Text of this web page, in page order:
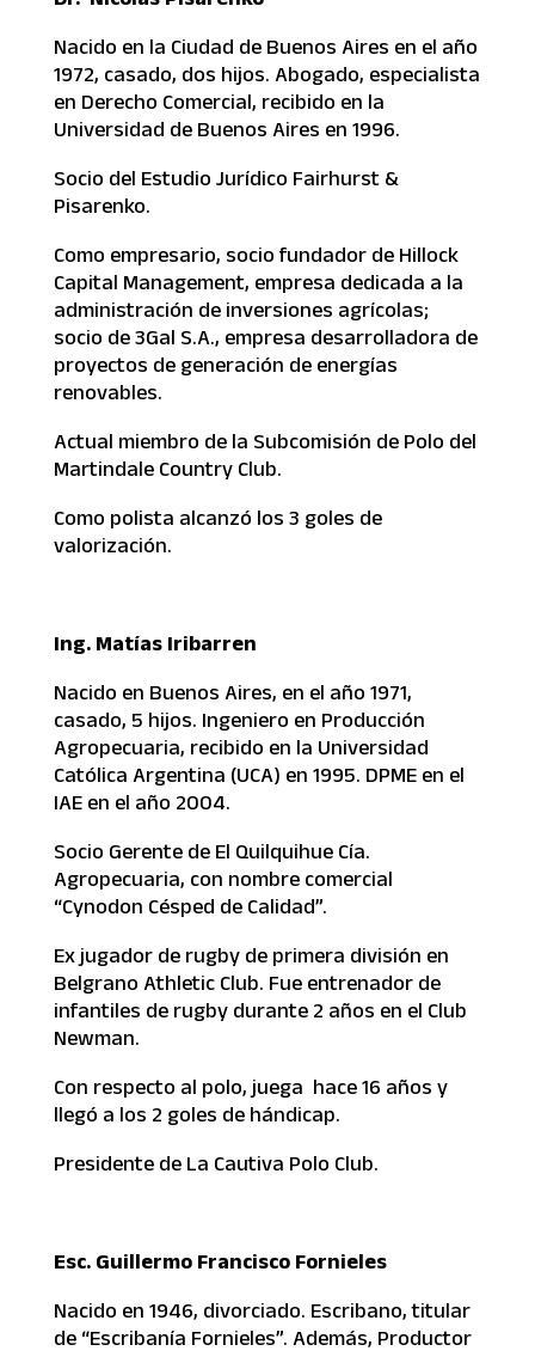
Nacido en la Ciudad de Buenos Aires en el año
1972, casado, dos hijos. Abogado, especialista
en Derecho Comercial, recibido en la
Universidad de Buenos Aires en 1996.
Socio del Estudio Jurídico Fairhurst &
Pisarenko.
Como empresario, socio fundador de Hillock
Capital Management, empresa dedicada a la
administración de inversiones agrícolas;
socio de 3Gal S.A., empresa desarrolladora de
proyectos de generación de energías
renovables.
Actual miembro de la Subcomisión de Polo del
Martindale Country Club.
Como polista alcanzó los 3 goles de
valorización.
Ing. Matías Iribarren
Nacido en Buenos Aires, en el año 1971,
casado, 5 hijos. Ingeniero en Producción
Agropecuaria, recibido en la Universidad
Católica Argentina (UCA) en 1995. DPME en el
IAE en el año 2004.
Socio Gerente de El Quilquihue Cía.
Agropecuaria, con nombre comercial
“Cynodon Césped de Calidad”.
Ex jugador de rugby de primera división en
Belgrano Athletic Club. Fue entrenador de
infantiles de rugby durante 2 años en el Club
Newman.
Con respecto al polo, juega hace 16 años y
llegó a los 2 goles de hándicap.
Presidente de La Cautiva Polo Club.
Esc. Guillermo Francisco Fornieles
Nacido en 1946, divorciado. Escribano, titular
de “Escribanía Fornieles”. Además, Productor